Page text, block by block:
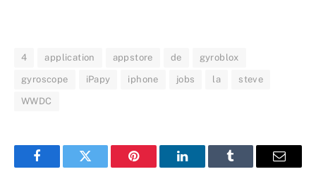
4 application appstore de gyroblox
gyroscope iPapy iphone jobs la steve
WWDC
FacebookTwitter Pinterest LinkedInTumblr Email